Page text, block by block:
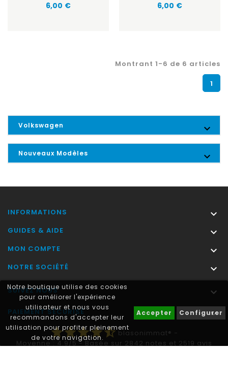
Notre boutique utilise des cookies
pour améliorer l'expérience
utilisateur et nous vous
recommandons d'accepter leur
utilisation pour profiter pleinement
de votre navigation.
Accepter Configurer
6,00 € 6,00 €
Montrant 1-6 de 6 articles
1
Volkswagen 
Nouveaux Modèles 
INFORMATIONS 
GUIDES & AIDE 
MON COMPTE 
NOTRE SOCIÉTÉ 
SUIVEZ NOUS 
PAIEMENT SÉCURISÉ 
starstarstarstarstar_halfblasonimmat® -
Moyenne : 4.9/5- Basée sur 2842 notes et 2519 avis